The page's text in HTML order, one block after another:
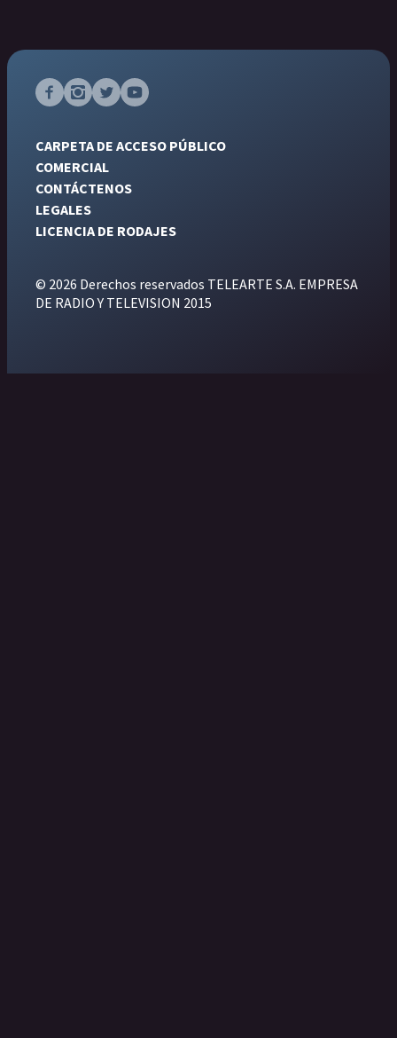
CARPETA DE ACCESO PÚBLICO
COMERCIAL
CONTÁCTENOS
LEGALES
LICENCIA DE RODAJES
© 2026 Derechos reservados TELEARTE S.A. EMPRESA
DE RADIO Y TELEVISION 2015